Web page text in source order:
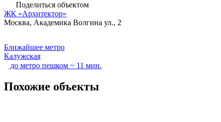
Поделиться объектом
ЖК «Архитектор»
Москва, Академика Волгина ул., 2
Ближайшее метро
Калужская
до метро пешком ~ 11 мин.
Похожие объекты